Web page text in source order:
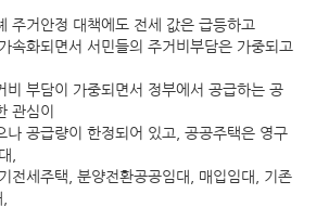
주거안정 대책에도 전세 값은 급등하고
속화되면서 서민들의 주거비부담은 가중되고
비 부담이 가중되면서 정부에서 공급하는 공
관심이
나 공급량이 한정되어 있고, 공공주택은 영구
,
전세주택, 분양전환공공임대, 매입임대, 기존